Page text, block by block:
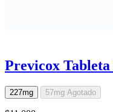
Previcox
227mg 57mg Agotado